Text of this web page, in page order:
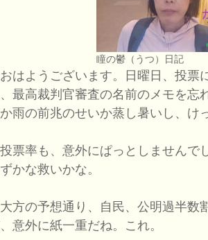
瞳の鬱（うつ）日記
はようございます。日曜日、投票
最高裁判官審査の名前のメモを忘
雨の前兆のせいか蒸し暑いし、け
票率も、意外にぱっとしませんで
かな救いかな。
方の予想通り、自民、公明過半数
意外に紙一重だね。これ。